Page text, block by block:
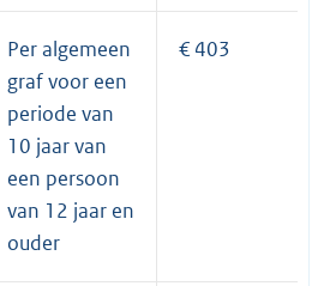
Per algemeen
graf voor een
periode van
10 jaar van
een persoon
van 12 jaar en
ouder
€ 403